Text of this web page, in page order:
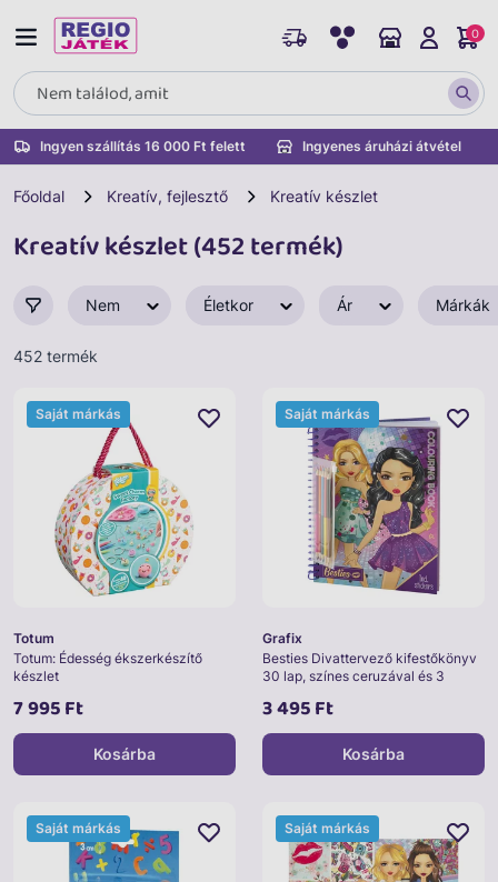
Ingyen szállítás 16 000 Ft felett Ingyenes áruházi átvétel
0
Főoldal Kreatív, fejlesztő Kreatív készlet
Kreatív készlet (452 termék)
Nem Életkor Ár Márkák
452 termék
Totum
Totum: Édesség ékszerkészítő
készlet
7 995 Ft
Saját márkás
Kosárba
Grafix
Besties Divattervező kifestőkönyv
30 lap, színes ceruzával és 3
3 495 Ft
Saját márkás
Kosárba
Saját márkás Saját márkás